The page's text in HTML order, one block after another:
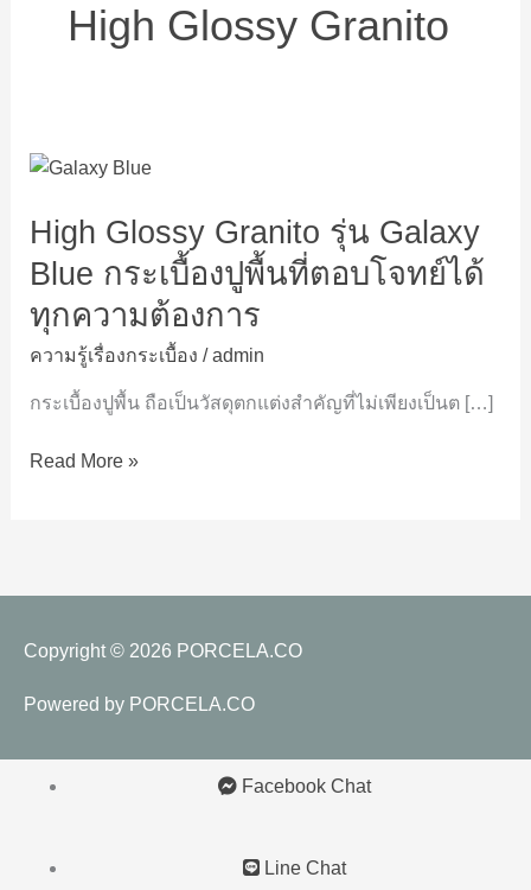
High Glossy Granito
High Glossy Granito รุ่น Galaxy
Blue กระเบื้องปูพื้นที่ตอบโจทย์ได้
ทุกความต้องการ
ความรู้เรื่องกระเบื้อง /admin
กระเบื้องปูพื้น ถือเป็นวัสดุตกแต่งสำคัญที่ไม่เพียงเป็นต […]
High
Granito
Galaxy
Blue
กระเบื้อง
พื้นที่
โจทย์
Read More »
Copyright © 2026 PORCELA.CO
Powered by PORCELA.CO
Facebook Chat
Line Chat